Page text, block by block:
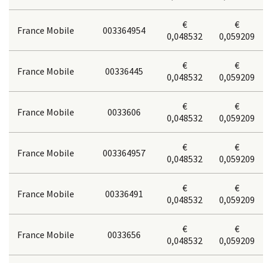
France Mobile 003364954
€
0,048532
€
0,059209
France Mobile 00336445
€
0,048532
€
0,059209
France Mobile 0033606
€
0,048532
€
0,059209
France Mobile 003364957
€
0,048532
€
0,059209
France Mobile 00336491
€
0,048532
€
0,059209
France Mobile 0033656
€
0,048532
€
0,059209